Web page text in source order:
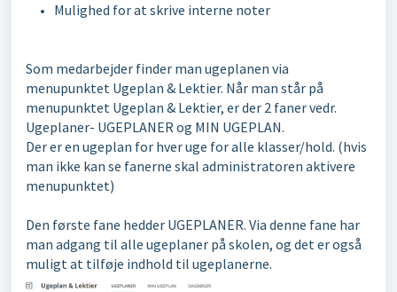
Mulighed for at skrive interne noter
Som medarbejder finder man ugeplanen via
menupunktet Ugeplan & Lektier. Når man står på
menupunktet Ugeplan & Lektier, er der 2 faner vedr.
Ugeplaner- UGEPLANER og MIN UGEPLAN.
Der er en ugeplan for hver uge for alle klasser/hold. (hvis
man ikke kan se fanerne skal administratoren aktivere
menupunktet)
Den første fane hedder UGEPLANER. Via denne fane har
man adgang til alle ugeplaner på skolen, og det er også
muligt at tilføje indhold til ugeplanerne.